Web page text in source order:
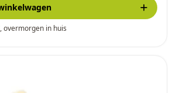
overmorgen in huis